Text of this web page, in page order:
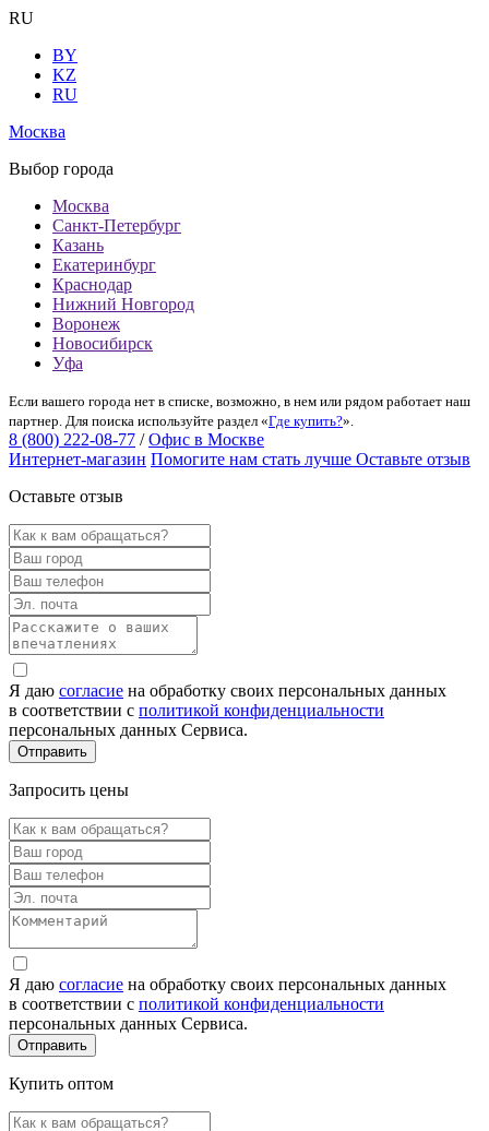
RU
BY
KZ
RU
Москва
Выбор города
Москва
Санкт-Петербург
Казань
Екатеринбург
Краснодар
Нижний Новгород
Воронеж
Новосибирск
Уфа
Если вашего города нет в списке, возможно, в нем или рядом работает наш
партнер. Для поиска используйте раздел «Где купить?».
8 (800) 222-08-77 / Офис в Москве
Интернет-магазин Помогите нам стать лучше Оставьте отзыв
Оставьте отзыв
Я даю согласие на обработку своих персональных данных
в соответствии с политикой конфиденциальности
персональных данных Сервиса.
Запросить цены
Я даю согласие на обработку своих персональных данных
в соответствии с политикой конфиденциальности
персональных данных Сервиса.
Купить оптом